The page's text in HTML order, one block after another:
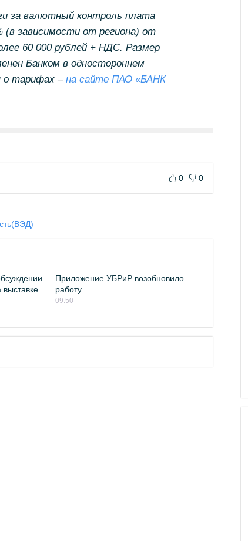
за валютный контроль плата
(в зависимости от региона) от
60 000 рублей + НДС. Размер
Банком в одностороннем
о тарифах – на сайте ПАО «БАНК
0 0
Приложение УБРиР возобновило
работу
09:50